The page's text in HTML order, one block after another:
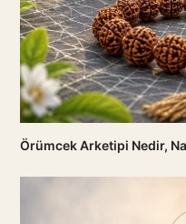
Örümcek Arketipi Nedir,